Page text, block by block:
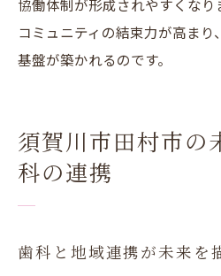
協働体制が形成されやすくなり
コミュニティの結束力が高ま
基盤が築かれるのです。
須賀川市田村市の
科の連携
歯科と地域連携が未来を